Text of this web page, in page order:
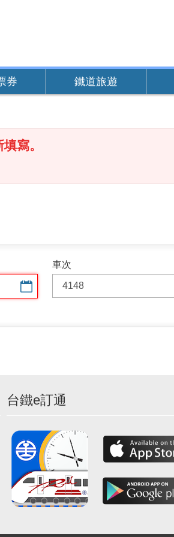
券 鐵道旅遊
寫。
選擇日期
車次
台鐵e訂通